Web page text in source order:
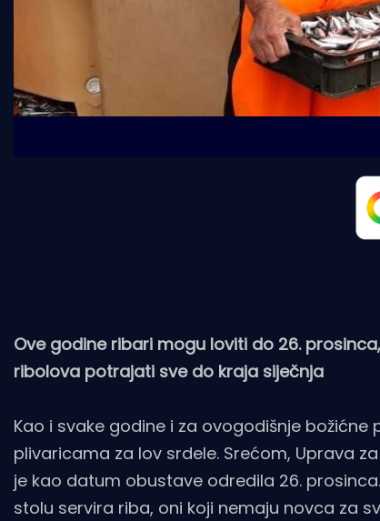
Ove godine ribari mogu loviti do 26.
ribolova potrajati sve do kraja siječnja
Kao i svake godine i za ovogodišnje
plivaricama za lov srdele. Srećom, Uprava
je kao datum obustave odredila 26.
stolu servira riba, oni koji nemaju novca za